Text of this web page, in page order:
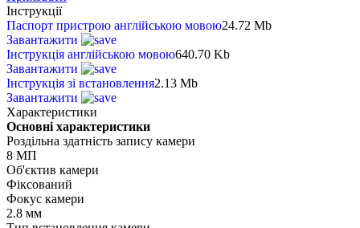
Інструкції
Паспорт пристрою англійською мовою24.72 Mb
Завантажити
Інструкція англійською мовою640.70 Kb
Завантажити
Інструкція зі встановлення2.13 Mb
Завантажити
Характеристики
Основні характеристики
Роздільна здатність запису камери
8 МП
Об'єктив камери
Фіксований
Фокус камери
2.8 мм